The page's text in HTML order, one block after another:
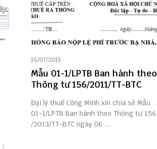
16/07/2015
Mẫu 01-1/LPTB Ban hành theo
Thông tư 156/2011/TT-BTC
Đại lý thuế Công Minh xin chia sẻ Mẫu
01-1/LPTB Ban hành theo Thông tư 156
/2013/TT-BTC ngày 06 ...